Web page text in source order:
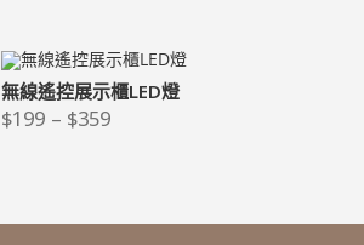
無線遙控展示櫃LED燈
$199 – $359